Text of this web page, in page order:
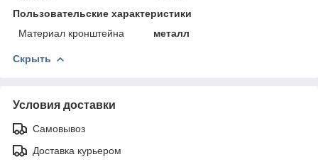
Пользовательские характеристики
Материал кронштейна
металл
Скрыть
Условия доставки
Самовывоз
Доставка курьером